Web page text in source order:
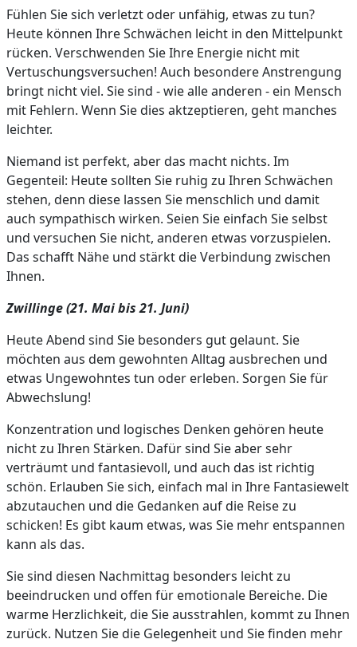
Fühlen Sie sich verletzt oder unfähig, etwas zu tun?
Heute können Ihre Schwächen leicht in den Mittelpunkt
rücken. Verschwenden Sie Ihre Energie nicht mit
Vertuschungsversuchen! Auch besondere Anstrengung
bringt nicht viel. Sie sind - wie alle anderen - ein Mensch
mit Fehlern. Wenn Sie dies aktzeptieren, geht manches
leichter.
Niemand ist perfekt, aber das macht nichts. Im
Gegenteil: Heute sollten Sie ruhig zu Ihren Schwächen
stehen, denn diese lassen Sie menschlich und damit
auch sympathisch wirken. Seien Sie einfach Sie selbst
und versuchen Sie nicht, anderen etwas vorzuspielen.
Das schafft Nähe und stärkt die Verbindung zwischen
Ihnen.
Zwillinge (21. Mai bis 21. Juni)
Heute Abend sind Sie besonders gut gelaunt. Sie
möchten aus dem gewohnten Alltag ausbrechen und
etwas Ungewohntes tun oder erleben. Sorgen Sie für
Abwechslung!
Konzentration und logisches Denken gehören heute
nicht zu Ihren Stärken. Dafür sind Sie aber sehr
verträumt und fantasievoll, und auch das ist richtig
schön. Erlauben Sie sich, einfach mal in Ihre Fantasiewelt
abzutauchen und die Gedanken auf die Reise zu
schicken! Es gibt kaum etwas, was Sie mehr entspannen
kann als das.
Sie sind diesen Nachmittag besonders leicht zu
beeindrucken und offen für emotionale Bereiche. Die
warme Herzlichkeit, die Sie ausstrahlen, kommt zu Ihnen
zurück. Nutzen Sie die Gelegenheit und Sie finden mehr